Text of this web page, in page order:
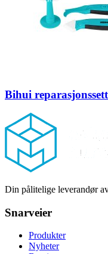
Bihui
Footer
Din pålitelige leverandør
Snarveier
Produkter
Nyheter